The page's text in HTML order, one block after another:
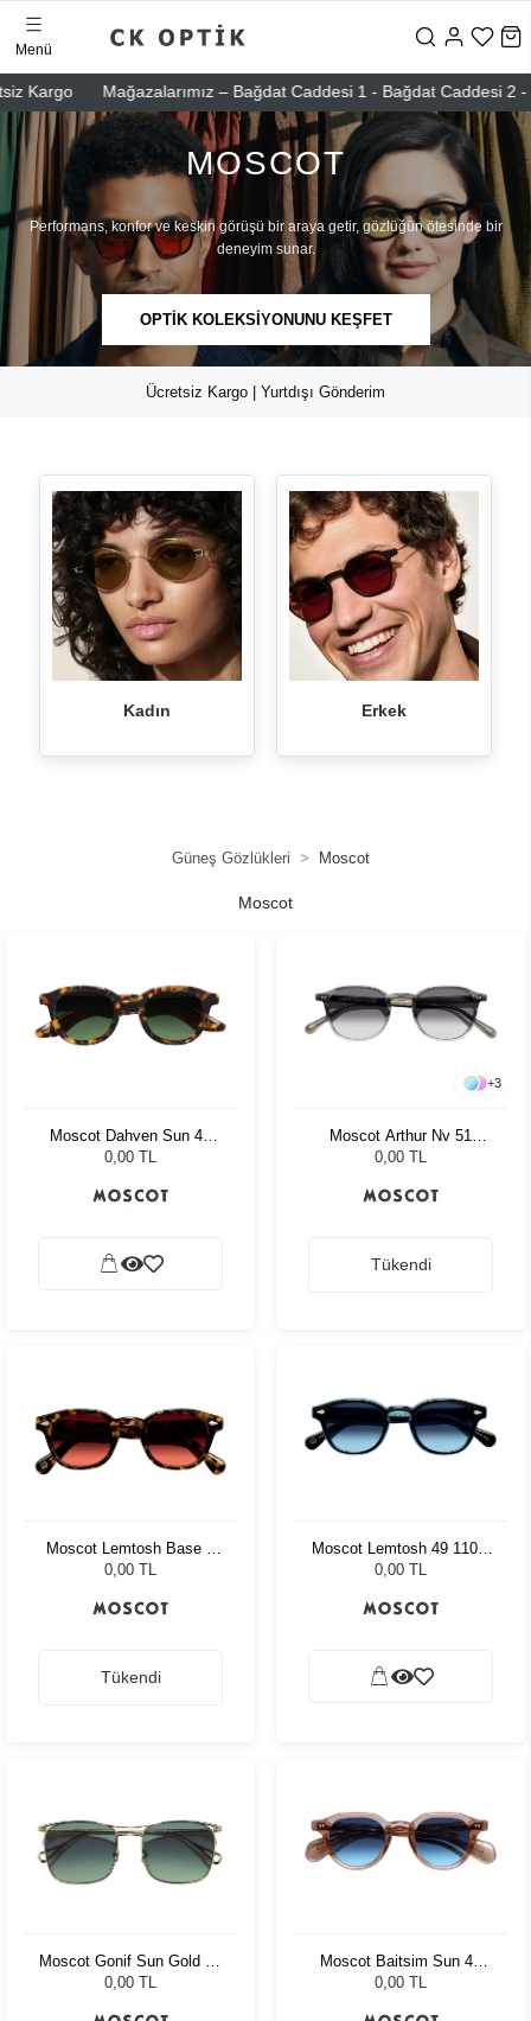
Mağazalarımız – Bağdat Caddesi 1 - Bağdat Caddesi 2 -
Menü
MOSCOT
Performans, konfor ve keskin görüşü bir araya getir, gözlüğün ötesinde bir
deneyim sunar.
OPTİK KOLEKSİYONUNU KEŞFET
Ücretsiz Kargo | Yurtdışı Gönderim
Kadın Erkek
Güneş Gözlükleri Moscot
Moscot
Moscot Dahven Sun 47
Tortoise Forest Wood
0,00 TL
+3
Moscot Arthur Nv 51
Charcoal Amr.Grey Fade
0,00 TL
Tükendi
Moscot Lemtosh Base 2
Sun 46 Tort Cabernet
0,00 TL
Tükendi
Moscot Lemtosh 49 110 Ii
Blue Denim Blue
0,00 TL
Moscot Gonif Sun Gold 54
Forest Wood
0,00 TL
Moscot Baitsim Sun 48
Vintage Rose Den Bl
0,00 TL